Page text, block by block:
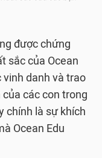
được chứng
sắc của Ocean
vinh danh và trao
các con trong
chính là sự khích
Ocean Edu